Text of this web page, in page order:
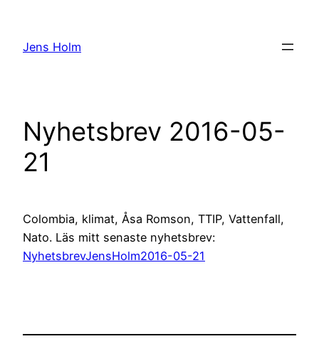
innehåll
Jens Holm
Nyhetsbrev 2016-05-
21
Colombia, klimat, Åsa Romson, TTIP, Vattenfall,
Nato. Läs mitt senaste nyhetsbrev:
NyhetsbrevJensHolm2016-05-21